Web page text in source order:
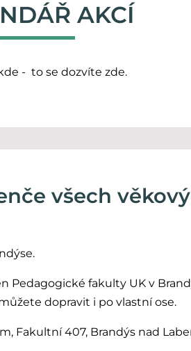
AKCÍ
- to se dozvíte zde.
všech
Pedagogické fakulty UK v
dopravit i po vlastní ose.
Fakultní 407, Brandýs nad